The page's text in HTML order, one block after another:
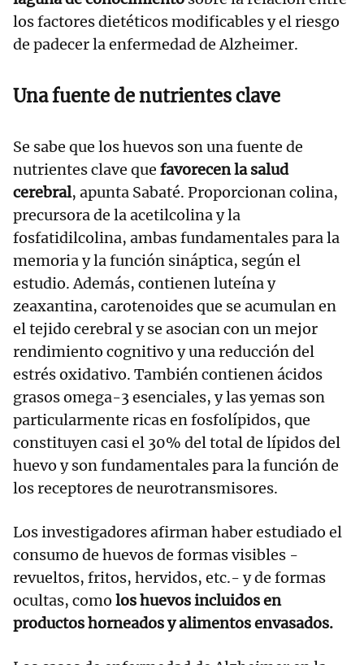
los factores dietéticos modificables y el riesgo
de padecer la enfermedad de Alzheimer.
Una fuente de nutrientes clave
Se sabe que los huevos son una fuente de
nutrientes clave que favorecen la salud
cerebral, apunta Sabaté. Proporcionan colina,
precursora de la acetilcolina y la
fosfatidilcolina, ambas fundamentales para la
memoria y la función sináptica, según el
estudio. Además, contienen luteína y
zeaxantina, carotenoides que se acumulan en
el tejido cerebral y se asocian con un mejor
rendimiento cognitivo y una reducción del
estrés oxidativo. También contienen ácidos
grasos omega-3 esenciales, y las yemas son
particularmente ricas en fosfolípidos, que
constituyen casi el 30% del total de lípidos del
huevo y son fundamentales para la función de
los receptores de neurotransmisores.
Los investigadores afirman haber estudiado el
consumo de huevos de formas visibles -
revueltos, fritos, hervidos, etc.- y de formas
ocultas, como los huevos incluidos en
productos horneados y alimentos envasados.